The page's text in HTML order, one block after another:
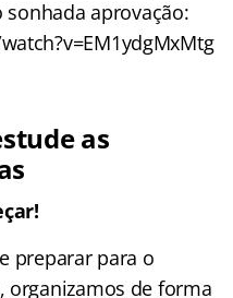
aprovação:
as
preparar para o
organizamos de forma